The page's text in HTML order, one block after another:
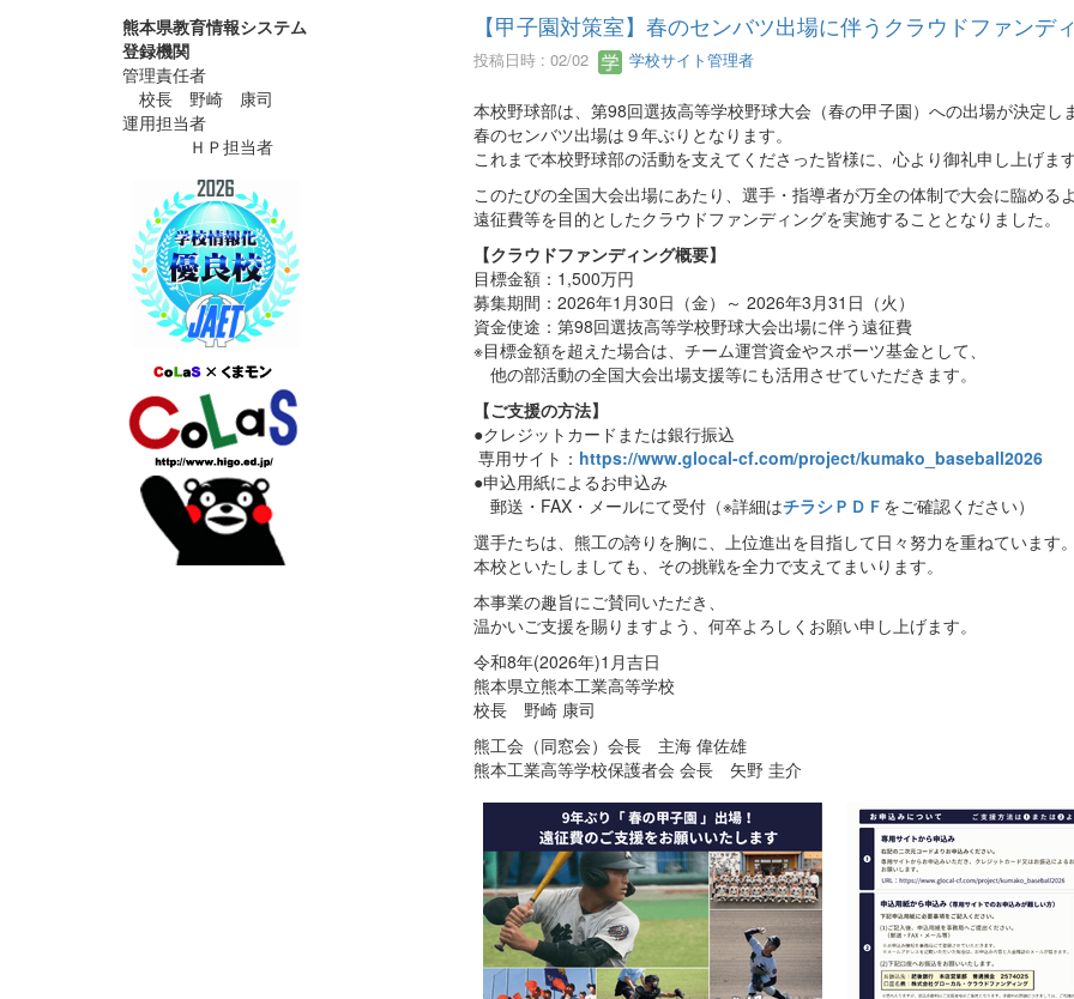
【甲子園対策室】春のセンバツ出場に伴うクラウドファンデ
投稿日時 : 02/02 学校サイト管理者
本校野球部は、第98回選抜高等学校野球大会（春の甲子園）への出場が決定しま
春のセンバツ出場は９年ぶりとなります。
これまで本校野球部の活動を支えてくださった皆様に、心より御礼申し上げます
このたびの全国大会出場にあたり、選手・指導者が万全の体制で大会に臨めるよ
遠征費等を目的としたクラウドファンディングを実施することとなりました。
【クラウドファンディング概要】
目標金額：1,500万円
募集期間：2026年1月30日（金）～ 2026年3月31日（火）
資金使途：第98回選抜高等学校野球大会出場に伴う遠征費
※目標金額を超えた場合は、チーム運営資金やスポーツ基金として、
他の部活動の全国大会出場支援等にも活用させていただきます。
【ご支援の方法】
●クレジットカードまたは銀行振込
専用サイト： https://www.glocal-cf.com/project/kumako_baseball2026
●申込用紙によるお申込み
郵送・FAX・メールにて受付（※詳細はチラシＰＤＦ をご確認ください）
選手たちは、熊工の誇りを胸に、上位進出を目指して日々努力を重ねています。
本校といたしましても、その挑戦を全力で支えてまいります。
本事業の趣旨にご賛同いただき、
温かいご支援を賜りますよう、何卒よろしくお願い申し上げます。
令和8年(2026年)1月吉日
熊本県立熊本工業高等学校
校長 野崎 康司
熊工会（同窓会）会長 主海 偉佐雄
熊本工業高等学校保護者会 会長 矢野 圭介
熊本県教育情報システム
登録機関
管理責任者
校長 野崎 康司
運用担当者
ＨＰ担当者